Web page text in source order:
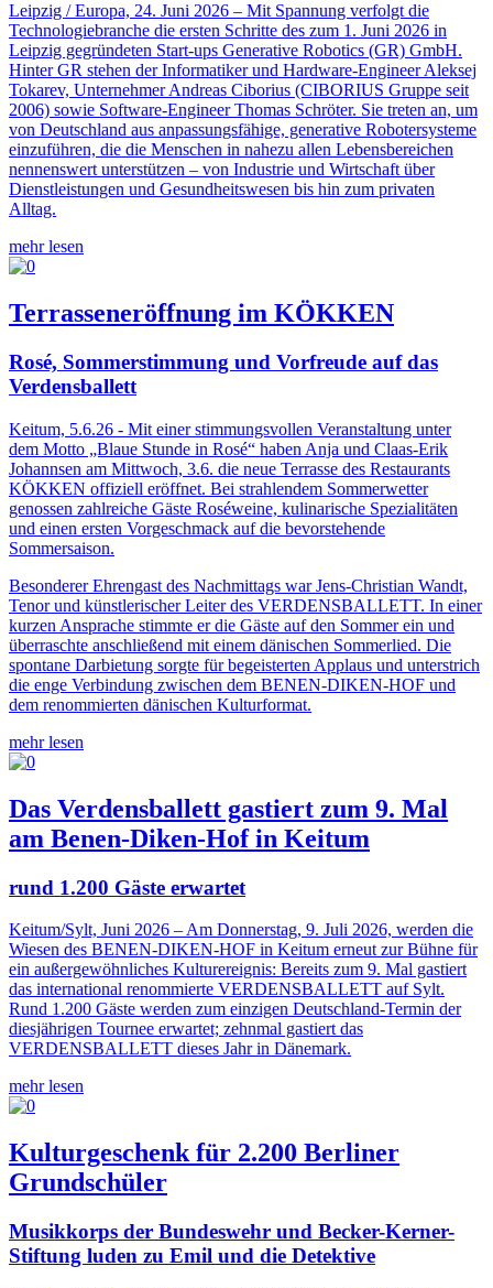
Leipzig / Europa, 24. Juni 2026 – Mit Spannung verfolgt die
Technologiebranche die ersten Schritte des zum 1. Juni 2026 in
Leipzig gegründeten Start-ups Generative Robotics (GR) GmbH.
Hinter GR stehen der Informatiker und Hardware-Engineer Aleksej
Tokarev, Unternehmer Andreas Ciborius (CIBORIUS Gruppe seit
2006) sowie Software-Engineer Thomas Schröter. Sie treten an, um
von Deutschland aus anpassungsfähige, generative Robotersysteme
einzuführen, die die Menschen in nahezu allen Lebensbereichen
nennenswert unterstützen – von Industrie und Wirtschaft über
Dienstleistungen und Gesundheitswesen bis hin zum privaten
Alltag.
mehr lesen
Terrasseneröffnung im KÖKKEN
Rosé, Sommerstimmung und Vorfreude auf das
Verdensballett
Keitum, 5.6.26 - Mit einer stimmungsvollen Veranstaltung unter
dem Motto „Blaue Stunde in Rosé“ haben Anja und Claas-Erik
Johannsen am Mittwoch, 3.6. die neue Terrasse des Restaurants
KÖKKEN offiziell eröffnet. Bei strahlendem Sommerwetter
genossen zahlreiche Gäste Roséweine, kulinarische Spezialitäten
und einen ersten Vorgeschmack auf die bevorstehende
Sommersaison.
Besonderer Ehrengast des Nachmittags war Jens-Christian Wandt,
Tenor und künstlerischer Leiter des VERDENSBALLETT. In einer
kurzen Ansprache stimmte er die Gäste auf den Sommer ein und
überraschte anschließend mit einem dänischen Sommerlied. Die
spontane Darbietung sorgte für begeisterten Applaus und unterstrich
die enge Verbindung zwischen dem BENEN-DIKEN-HOF und
dem renommierten dänischen Kulturformat.
mehr lesen
Das Verdensballett gastiert zum 9. Mal
am Benen-Diken-Hof in Keitum
rund 1.200 Gäste erwartet
Keitum/Sylt, Juni 2026 – Am Donnerstag, 9. Juli 2026, werden die
Wiesen des BENEN-DIKEN-HOF in Keitum erneut zur Bühne für
ein außergewöhnliches Kulturereignis: Bereits zum 9. Mal gastiert
das international renommierte VERDENSBALLETT auf Sylt.
Rund 1.200 Gäste werden zum einzigen Deutschland-Termin der
diesjährigen Tournee erwartet; zehnmal gastiert das
VERDENSBALLETT dieses Jahr in Dänemark.
mehr lesen
Kulturgeschenk für 2.200 Berliner
Grundschüler
Musikkorps der Bundeswehr und Becker-Kerner-
Stiftung luden zu Emil und die Detektive